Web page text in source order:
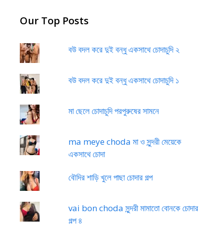
Our Top Posts
বউ বদল করে দুই বন্ধু একসাথে চোদাচুদি ২
বউ বদল করে দুই বন্ধু একসাথে চোদাচুদি ১
মা ছেলে চোদাচুদি পরপুরুষের সামনে
ma meye choda মা ও সুন্দরী মেয়েকে
একসাথে চোদা
বৌদির শাড়ি খুলে পাছা চোদার গল্প
vai bon choda সুন্দরী মামাতো বোনকে চোদার
গল্প ৪